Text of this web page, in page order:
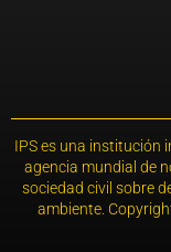
IPS es una institución
agencia mundial de
sociedad civil sobre
ambiente.